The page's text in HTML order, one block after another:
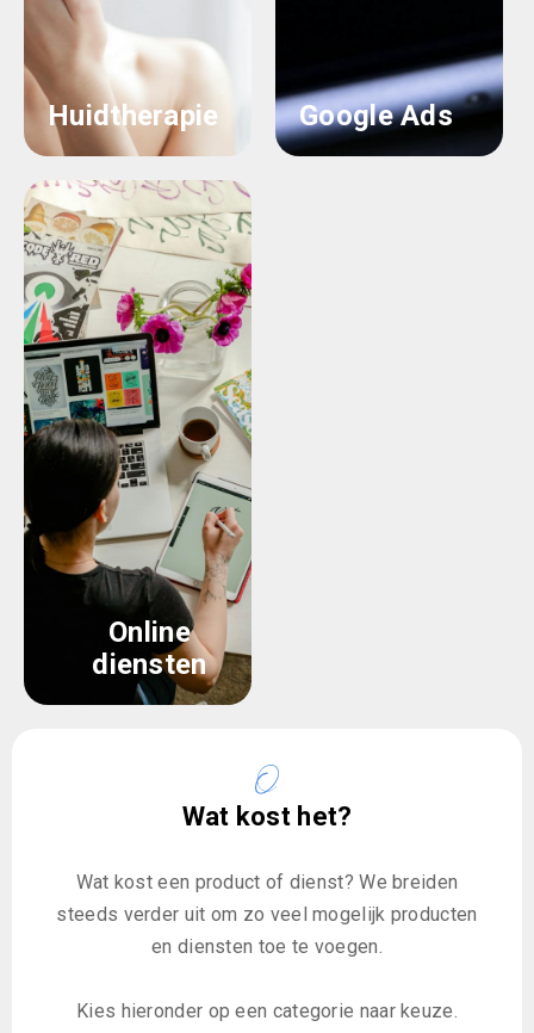
Huidtherapie Google Ads
Online
diensten
Wat kost het?
Wat kost een product of dienst? We breiden
steeds verder uit om zo veel mogelijk producten
en diensten toe te voegen.
Kies hieronder op een categorie naar keuze.